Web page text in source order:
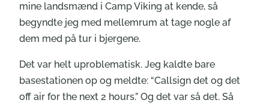
mine landsmænd i Camp Viking at kende, så
begyndte jeg med mellemrum at tage nogle af
dem med på tur i bjergene.
Det var helt uproblematisk. Jeg kaldte bare
basestationen op og meldte: “Callsign det og det
off air for the next 2 hours.” Og det var så det. Så